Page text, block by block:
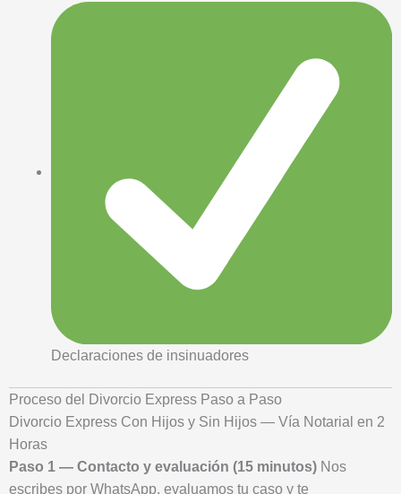
Declaraciones de insinuadores
Proceso del Divorcio Express Paso a Paso
Divorcio Express Con Hijos y Sin Hijos — Vía Notarial en 2
Horas
Paso 1 — Contacto y evaluación (15 minutos) Nos
escribes por WhatsApp, evaluamos tu caso y te